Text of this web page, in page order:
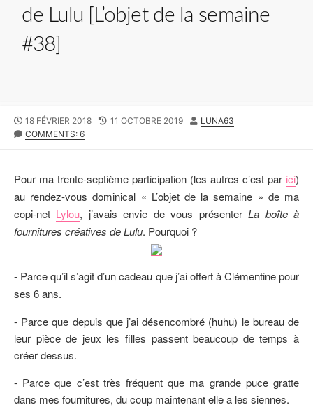
de Lulu [L’objet de la semaine
#38]
P
U
H
E
E
18 FÉVRIER 2018
L
M
D
I
F
D
E
11 OCTOBRE 2019
A
LUNA63
COMMENTS: 6
Pour ma trente-septième participation (les autres c’est par ici)
au rendez-vous dominical « L’objet de la semaine » de ma
copi-net Lylou, j’avais envie de vous présenterLa boîte à
fournitures créatives de Lulu. Pourquoi ?
- Parce qu’il s’agit d’un cadeau que j’ai offert à Clémentine pour
ses 6 ans.
- Parce que depuis que j’ai désencombré (huhu) le bureau de
leur pièce de jeux les filles passent beaucoup de temps à
créer dessus.
- Parce que c’est très fréquent que ma grande puce gratte
dans mes fournitures, du coup maintenant elle a les siennes.